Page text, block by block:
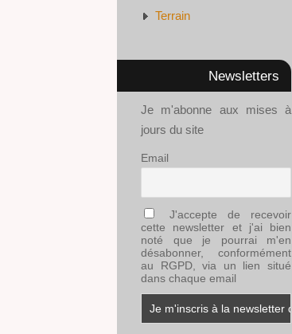
Terrain
Newsletters
Je m'abonne aux mises à
jours du site
Email
J'accepte de recevoir
cette newsletter et j'ai bien
noté que je pourrai m'en
désabonner, conformément
au RGPD, via un lien situé
dans chaque email